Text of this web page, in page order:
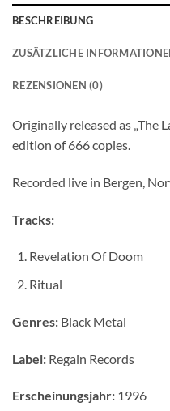
BESCHREIBUNG
ZUSÄTZLICHE
REZENSIONEN (0)
Originally released as „The
edition of 666 copies.
Recorded live in Bergen,
Tracks:
Revelation Of Doom
Ritual
Genres: Black Metal
Label: Regain Records
Erscheinungsjahr: 1996